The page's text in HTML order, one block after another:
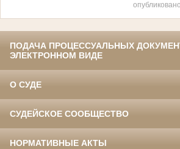
ПОДАЧА ПРОЦЕССУАЛЬНЫХ
ЭЛЕКТРОННОМ ВИДЕ
О СУДЕ
СУДЕЙСКОЕ СООБЩЕСТВО
НОРМАТИВНЫЕ АКТЫ